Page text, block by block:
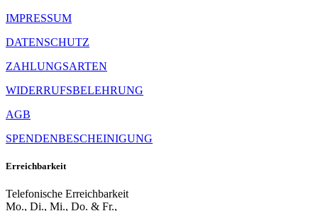
IMPRESSUM
DATENSCHUTZ
ZAHLUNGSARTEN
WIDERRUFSBELEHRUNG
AGB
SPENDENBESCHEINIGUNG
Erreichbarkeit
Telefonische Erreichbarkeit
Mo., Di., Mi., Do. & Fr.,